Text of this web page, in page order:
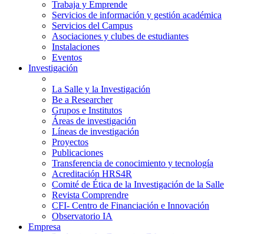
Trabaja y Emprende
Servicios de información y gestión académica
Servicios del Campus
Asociaciones y clubes de estudiantes
Instalaciones
Eventos
Investigación
La Salle y la Investigación
Be a Researcher
Grupos e Institutos
Áreas de investigación
Líneas de investigación
Proyectos
Publicaciones
Transferencia de conocimiento y tecnología
Acreditación HRS4R
Comité de Ética de la Investigación de la Salle
Revista Comprendre
CFI- Centro de Financiación e Innovación
Observatorio IA
Empresa